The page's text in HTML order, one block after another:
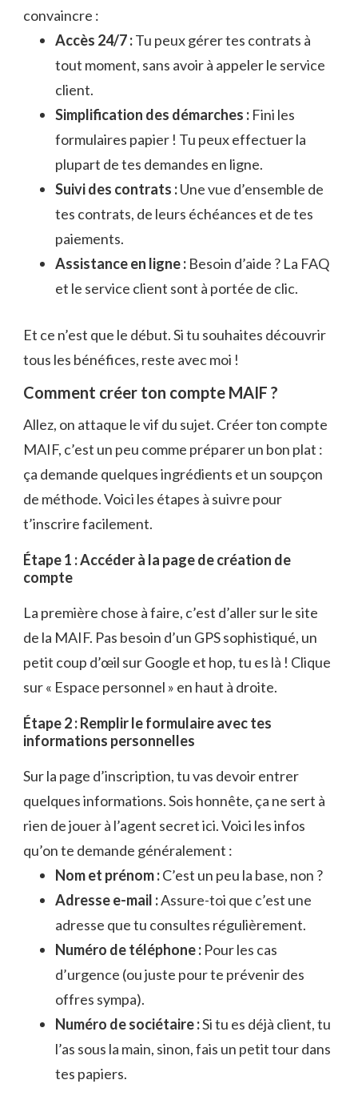
convaincre :
Accès 24/7 :Tu peux gérer tes contrats à
tout moment, sans avoir à appeler le service
client.
Simplification des démarches : Fini les
formulaires papier ! Tu peux effectuer la
plupart de tes demandes en ligne.
Suivi des contrats :Une vue d’ensemble de
tes contrats, de leurs échéances et de tes
paiements.
Assistance en ligne : Besoin d’aide ? La FAQ
et le service client sont à portée de clic.
Et ce n’est que le début. Si tu souhaites découvrir
tous les bénéfices, reste avec moi !
Comment créer ton compte MAIF ?
Allez, on attaque le vif du sujet. Créer ton compte
MAIF, c’est un peu comme préparer un bon plat :
ça demande quelques ingrédients et un soupçon
de méthode. Voici les étapes à suivre pour
t’inscrire facilement.
Étape 1 : Accéder à la page de création de
compte
La première chose à faire, c’est d’aller sur le site
de la MAIF. Pas besoin d’un GPS sophistiqué, un
petit coup d’œil sur Google et hop, tu es là ! Clique
sur « Espace personnel » en haut à droite.
Étape 2 : Remplir le formulaire avec tes
informations personnelles
Sur la page d’inscription, tu vas devoir entrer
quelques informations. Sois honnête, ça ne sert à
rien de jouer à l’agent secret ici. Voici les infos
qu’on te demande généralement :
Nom et prénom :C’est un peu la base, non ?
Adresse e-mail :Assure-toi que c’est une
adresse que tu consultes régulièrement.
Numéro de téléphone : Pour les cas
d’urgence (ou juste pour te prévenir des
offres sympa).
Numéro de sociétaire :Si tu es déjà client, tu
l’as sous la main, sinon, fais un petit tour dans
tes papiers.